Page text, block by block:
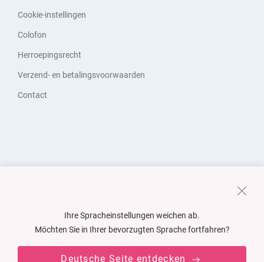
Cookie-instellingen
Colofon
Herroepingsrecht
Verzend- en betalingsvoorwaarden
Contact
Ihre Spracheinstellungen weichen ab.
Möchten Sie in Ihrer bevorzugten Sprache fortfahren?
Deutsche Seite entdecken